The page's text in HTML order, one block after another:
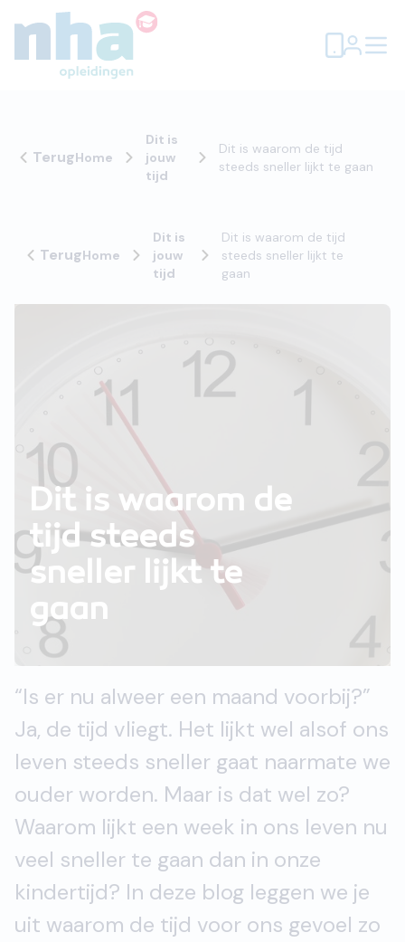
TerugHome
Dit is
jouw
tijd
Dit is waarom de tijd
steeds sneller lijkt te gaan
TerugHome
Dit is
jouw
tijd
Dit is waarom de tijd
steeds sneller lijkt te
gaan
Dit is waarom de
tijd steeds
sneller lijkt te
gaan
“Is er nu alweer een maand voorbij?”
Ja, de tijd vliegt. Het lijkt wel alsof ons
leven steeds sneller gaat naarmate we
ouder worden. Maar is dat wel zo?
Waarom lijkt een week in ons leven nu
veel sneller te gaan dan in onze
kindertijd? In deze blog leggen we je
uit waarom de tijd voor ons gevoel zo